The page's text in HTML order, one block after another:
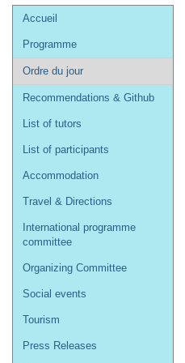
Menu
de
l'événement
Accueil
Programme
Ordre du jour
Recommendations & Github
List of tutors
List of participants
Accommodation
Travel & Directions
International programme
committee
Organizing Committee
Social events
Tourism
Press Releases